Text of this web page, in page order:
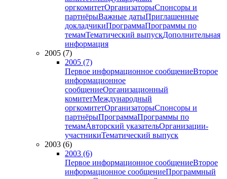
оргкомитетОрганизаторыСпонсоры и
партнёрыВажные датыПриглашенные
докладчикиПрограммаПрограммы по
темамТематический выпускДополнительная
информация
2005 (7)
2005 (7)
Первое информационное сообщениеВторое
информационное
сообщениеОрганизационный
комитетМеждународный
оргкомитетОрганизаторыСпонсоры и
партнёрыПрограммаПрограммы по
темамАвторский указательОрганизации-
участникиТематический выпуск
2003 (6)
2003 (6)
Первое информационное сообщениеВторое
информационное сообщениеПрограммный